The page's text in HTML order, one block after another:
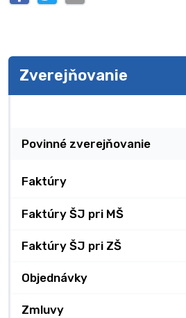
Zverejňovanie
Povinné zverejňovanie
Faktúry
Faktúry ŠJ pri MŠ
Faktúry ŠJ pri ZŠ
Objednávky
Zmluvy